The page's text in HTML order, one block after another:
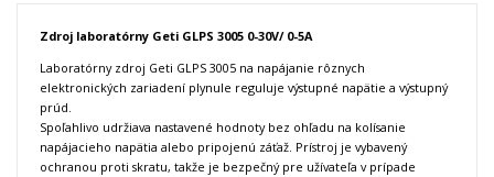
Zdroj laboratórny Geti GLPS 3005 0-30V/ 0-5A
Laboratórny zdroj Geti GLPS 3005 na napájanie rôznych
elektronických zariadení plynule reguluje výstupné napätie a výstupný
prúd.
Spoľahlivo udržiava nastavené hodnoty bez ohľadu na kolísanie
napájacieho napätia alebo pripojenú záťaž. Prístroj je vybavený
ochranou proti skratu, takže je bezpečný pre užívateľa v prípade